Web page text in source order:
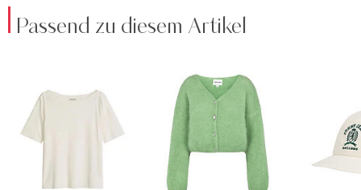
Passend zu diesem Artikel